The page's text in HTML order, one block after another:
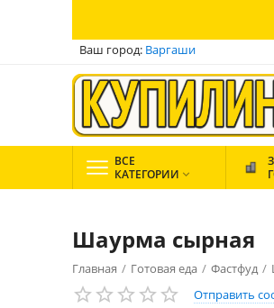
Ваш город: Варгаши
ВСЕ
КАТЕГОРИИ 
Шаурма сырная
Главная / Готовая еда / Фастфуд /
Отправить